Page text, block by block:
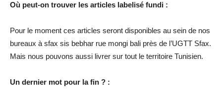
Où peut-on trouver les articles labelisé fundi :
Pour le moment ces articles seront disponibles au sein de nos
bureaux à sfax sis bebhar rue mongi bali près de l’UGTT Sfax.
Mais nous pouvons aussi livrer sur tout le territoire Tunisien.
Un dernier mot pour la fin ? :